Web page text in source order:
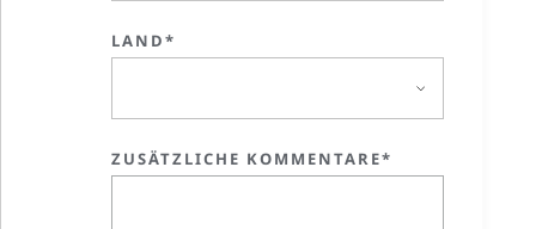
LAND*
ZUSÄTZLICHE KOMMENTARE*